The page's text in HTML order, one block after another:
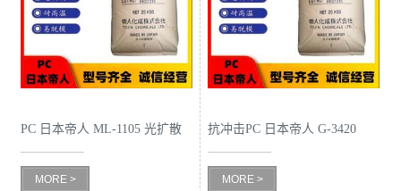
式
在
线
留
PC 日本帝人 ML-1105 光扩散
级 透明级 食品接触合规 照明
灯具MORE >
抗冲击PC 日本帝人 G-3420
BK 注塑级 尺寸稳定 高刚性
计算机部件
MORE >